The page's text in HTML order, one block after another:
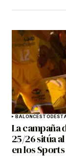
BALONCESTO
La campaña
25/26 sitúa
en los